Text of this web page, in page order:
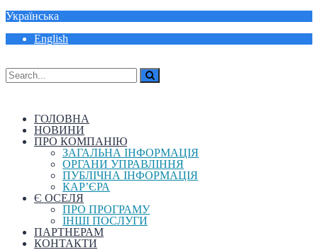
Українська
English
ГОЛОВНА
НОВИНИ
ПРО КОМПАНІЮ
ЗАГАЛЬНА ІНФОРМАЦІЯ
ОРГАНИ УПРАВЛІННЯ
ПУБЛІЧНА ІНФОРМАЦІЯ
КАР’ЄРА
Є ОСЕЛЯ
ПРО ПРОГРАМУ
ІНШІ ПОСЛУГИ
ПАРТНЕРАМ
КОНТАКТИ